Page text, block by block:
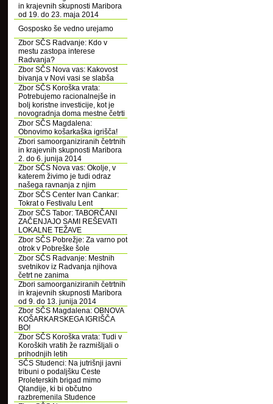
in krajevnih skupnosti Maribora
od 19. do 23. maja 2014
Gosposko še vedno urejamo
Zbor SČS Radvanje: Kdo v
mestu zastopa interese
Radvanja?
Zbor SČS Nova vas: Kakovost
bivanja v Novi vasi se slabša
Zbor SČS Koroška vrata:
Potrebujemo racionalnejše in
bolj koristne investicije, kot je
novogradnja doma mestne četrti
Zbor SČS Magdalena:
Obnovimo košarkaška igrišča!
Zbori samoorganiziranih četrtnih
in krajevnih skupnosti Maribora
2. do 6. junija 2014
Zbor SČS Nova vas: Okolje, v
katerem živimo je tudi odraz
našega ravnanja z njim
Zbor SČS Center Ivan Cankar:
Tokrat o Festivalu Lent
Zbor SČS Tabor: TABORČANI
ZAČENJAJO SAMI REŠEVATI
LOKALNE TEŽAVE
Zbor SČS Pobrežje: Za varno pot
otrok v Pobreške šole
Zbor SČS Radvanje: Mestnih
svetnikov iz Radvanja njihova
četrt ne zanima
Zbori samoorganiziranih četrtnih
in krajevnih skupnosti Maribora
od 9. do 13. junija 2014
Zbor SČS Magdalena: OBNOVA
KOŠARKARSKEGA IGRIŠČA
BO!
Zbor SČS Koroška vrata: Tudi v
Koroških vratih že razmišljali o
prihodnjih letih
SČS Studenci: Na jutrišnji javni
tribuni o podaljšku Ceste
Proleterskih brigad mimo
Qlandije, ki bi občutno
razbremenila Studence